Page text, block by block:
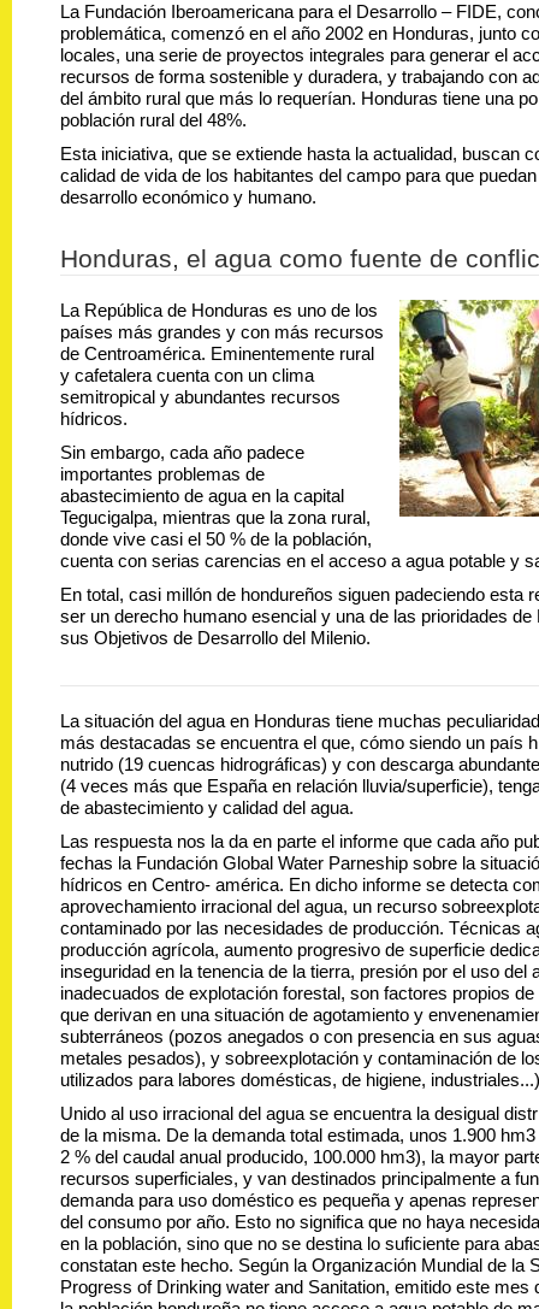
La Fundación Iberoamericana para el Desarrollo – FIDE,
problemática, comenzó en el año 2002 en Honduras, junto
locales, una serie de proyectos integrales para generar el
recursos de forma sostenible y duradera, y trabajando con
del ámbito rural que más lo requerían. Honduras tiene una
población rural del 48%.
Esta iniciativa, que se extiende hasta la actualidad, buscan
calidad de vida de los habitantes del campo para que
desarrollo económico y humano.
Honduras, el agua como fuente de
La República de Honduras es uno de los
países más grandes y con más recursos
de Centroamérica. Eminentemente rural
y cafetalera cuenta con un clima
semitropical y abundantes recursos
hídricos.
Sin embargo, cada año padece
importantes problemas de
abastecimiento de agua en la capital
Tegucigalpa, mientras que la zona rural,
donde vive casi el 50 % de la población,
cuenta con serias carencias en el acceso a agua potable y
En total, casi millón de hondureños siguen padeciendo esta
ser un derecho humano esencial y una de las prioridades
sus Objetivos de Desarrollo del Milenio.
La situación del agua en Honduras tiene muchas
más destacadas se encuentra el que, cómo siendo un país
nutrido (19 cuencas hidrográficas) y con descarga
(4 veces más que España en relación lluvia/superficie),
de abastecimiento y calidad del agua.
Las respuesta nos la da en parte el informe que cada año
fechas la Fundación Global Water Parneship sobre la
hídricos en Centro- américa. En dicho informe se detecta
aprovechamiento irracional del agua, un recurso
contaminado por las necesidades de producción. Técnicas
producción agrícola, aumento progresivo de superficie
inseguridad en la tenencia de la tierra, presión por el uso del
inadecuados de explotación forestal, son factores propios
que derivan en una situación de agotamiento y
subterráneos (pozos anegados o con presencia en sus
metales pesados), y sobreexplotación y contaminación de
utilizados para labores domésticas, de higiene,
Unido al uso irracional del agua se encuentra la desigual
de la misma. De la demanda total estimada, unos 1.900
2 % del caudal anual producido, 100.000 hm3), la mayor
recursos superficiales, y van destinados principalmente a
demanda para uso doméstico es pequeña y apenas
del consumo por año. Esto no significa que no haya
en la población, sino que no se destina lo suficiente para
constatan este hecho. Según la Organización Mundial de la
Progress of Drinking water and Sanitation, emitido este mes